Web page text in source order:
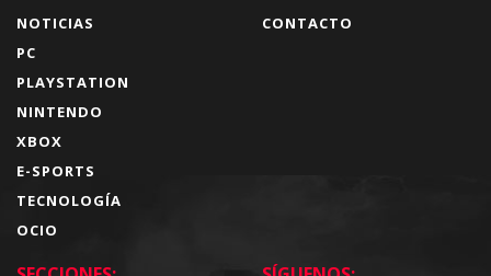
NOTICIAS
PC
PLAYSTATION
NINTENDO
XBOX
E-SPORTS
TECNOLOGÍA
OCIO
CONTACTO